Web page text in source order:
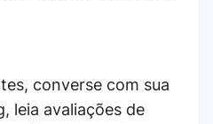
converse com sua
leia avaliações de